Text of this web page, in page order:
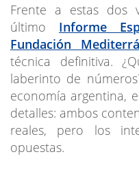
Frente a estas dos
último Informe
Fundación
técnica definitiva.
laberinto de
economía argentina,
detalles: ambos
reales, pero los
opuestas.